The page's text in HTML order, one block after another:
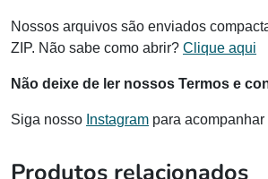
Nossos arquivos são enviados
ZIP. Não sabe como abrir? Clique aqui
Não deixe de ler nossos Termos e
Siga nosso Instagram para
Produtos relacionados